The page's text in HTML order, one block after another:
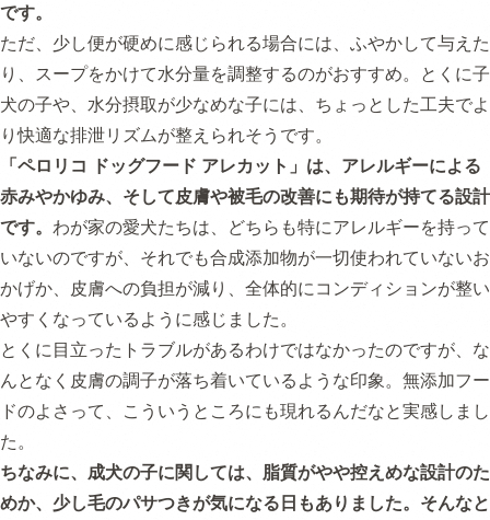
です。
ただ、少し便が硬めに感じられる場合には、ふやかして与えた
り、スープをかけて水分量を調整するのがおすすめ。とくに子
犬の子や、水分摂取が少なめな子には、ちょっとした工夫でよ
り快適な排泄リズムが整えられそうです。
「ペロリコ ドッグフード アレカット」は、アレルギーによる
赤みやかゆみ、そして皮膚や被毛の改善にも期待が持てる設計
です。 わが家の愛犬たちは、どちらも特にアレルギーを持って
いないのですが、それでも合成添加物が一切使われていないお
かげか、皮膚への負担が減り、全体的にコンディションが整い
やすくなっているように感じました。
とくに目立ったトラブルがあるわけではなかったのですが、な
んとなく皮膚の調子が落ち着いているような印象。無添加フー
ドのよさって、こういうところにも現れるんだなと実感しまし
た。
ちなみに、成犬の子に関しては、脂質がやや控えめな設計のた
めか、少し毛のパサつきが気になる日もありました。そんなと